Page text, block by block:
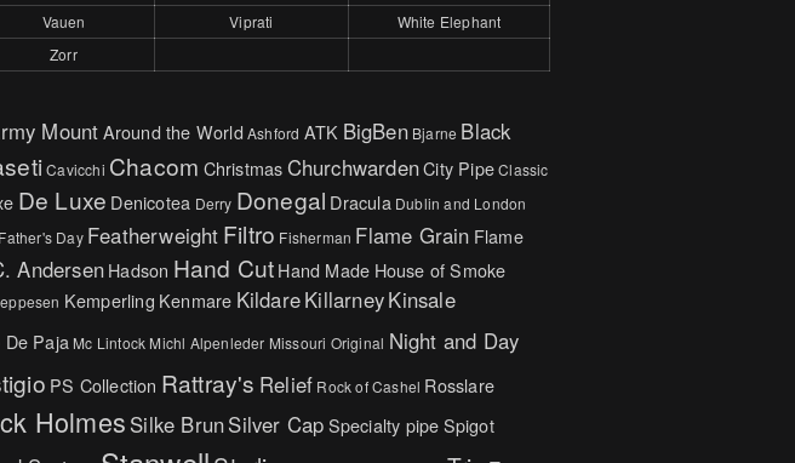
Vauen Viprati
White Elephant
Zorr
MountAround the World Ashford ATK BigBen Bjarne Black
Cavicchi Chacom ChristmasChurchwardenCity PipeClassic
De Luxe Denicotea Derry Donegal Dracula Dublin and London
Father's Day Featherweight Filtro Fisherman Flame Grain Flame
AndersenHadson Hand CutHand Made House of Smoke
Kemperling Kenmare KildareKillarneyKinsale
Paja Mc Lintock Michl Alpenleder Missouri Original Night and Day
PS Collection Rattray's Relief Rock of Cashel Rosslare
Holmes Silke BrunSilver CapSpecialty pipeSpigot